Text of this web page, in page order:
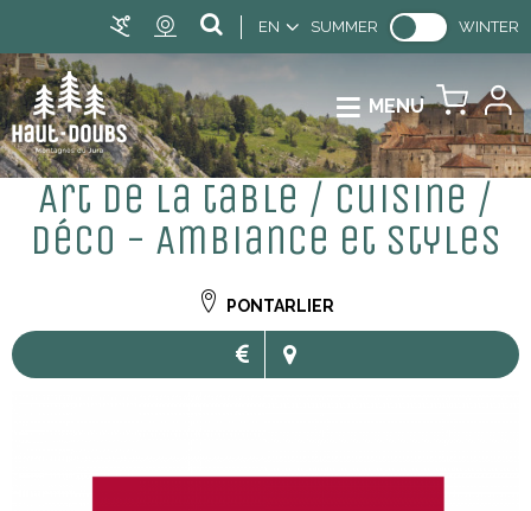
EN SUMMER WINTER
MENU
Art de la table / Cuisine /
Déco - Ambiance et Styles
PONTARLIER